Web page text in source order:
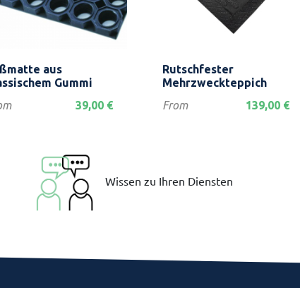

aus
Gummi
39,00 €
 Vorschau
Rutschfester
Mehrzweckteppich
Preis
From 139,00 €
Wissen zu Ihren Diensten